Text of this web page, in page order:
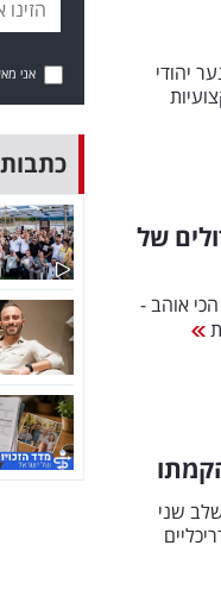
"ברנינג מן", "נער יהודי
הישראלי שנבחר בין 20 הגדולים של
סרטי המאה שהוא הכי אוהב -
שני
אני